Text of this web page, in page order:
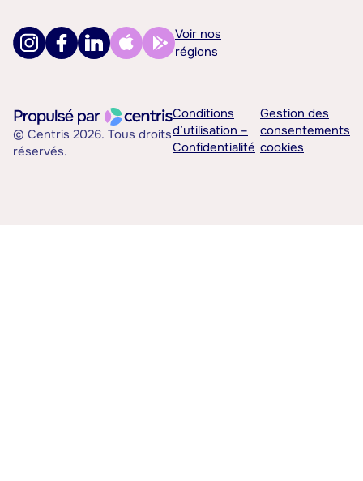
Voir nos
régions
© Centris 2026. Tous droits
réservés.
Conditions
d’utilisation –
Confidentialité
Gestion des
consentements
cookies